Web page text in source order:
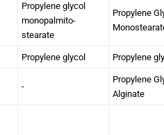
Propylene glycol
monopalmito-
stearate
Propylene
Propylene glycol Propylene
-
Propylene
Alginate